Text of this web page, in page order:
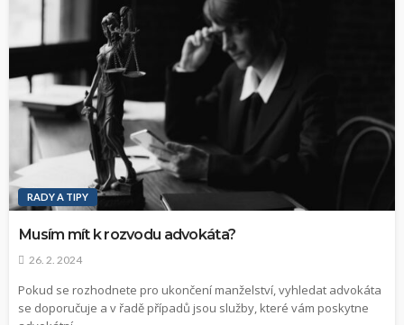
RADY A TIPY
Musím mít k rozvodu advokáta?
26. 2. 2024
Pokud se rozhodnete pro ukončení manželství, vyhledat advokáta
se doporučuje a v řadě případů jsou služby, které vám poskytne